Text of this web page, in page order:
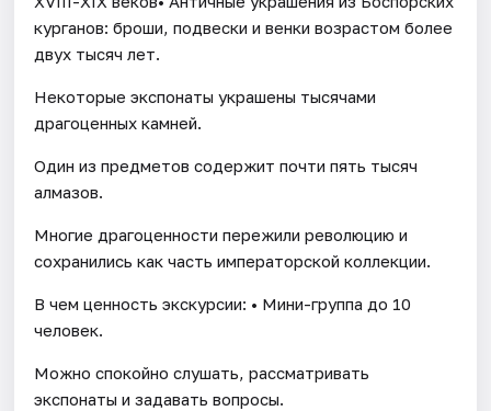
курганов: броши, подвески и венки возрастом более
двух тысяч лет.
Некоторые экспонаты украшены тысячами
драгоценных камней.
Один из предметов содержит почти пять тысяч
алмазов.
Многие драгоценности пережили революцию и
сохранились как часть императорской коллекции.
В чем ценность экскурсии: • Мини-группа до 10
человек.
Можно спокойно слушать, рассматривать
экспонаты и задавать вопросы.